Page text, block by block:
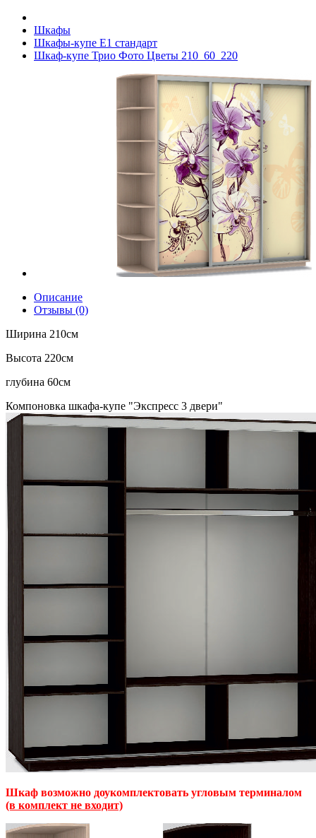
Шкафы
Шкафы-купе Е1 стандарт
Шкаф-купе Трио Фото Цветы 210_60_220
Описание
Отзывы (0)
Ширина 210см
Высота 220см
глубина 60см
Компоновка шкафа-купе "Экспресс 3 двери"
Шкаф возможно доукомплектовать угловым терминалом
(в комплект не входит)